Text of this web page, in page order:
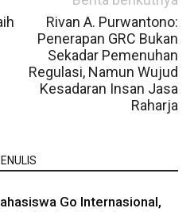
Rivan A. Purwantono:
Penerapan GRC Bukan
Sekadar Pemenuhan
Regulasi, Namun Wujud
Kesadaran Insan Jasa
Raharja
Go Internasional,